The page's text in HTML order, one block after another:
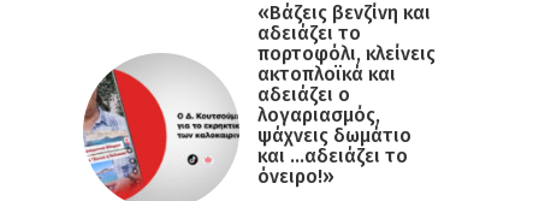
«Βάζεις βενζίνη και
αδειάζει το
πορτοφόλι, κλείνεις
ακτοπλοϊκά και
αδειάζει ο
λογαριασμός,
ψάχνεις δωμάτιο
και …αδειάζει το
όνειρο!»